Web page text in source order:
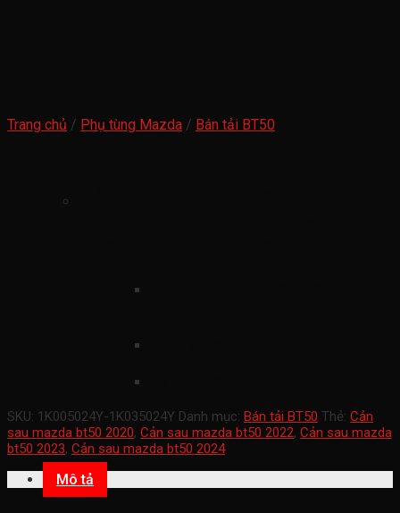
Trang chủ / Phụ tùng Mazda / Bán tải BT50
SKU: 1K005024Y-1K035024Y Danh mục: Bán tải BT50 Thẻ: Cản
sau mazda bt50 2020, Cản sau mazda bt50 2022, Cản sau mazda
bt50 2023, Cản sau mazda bt50 2024
Mô tả